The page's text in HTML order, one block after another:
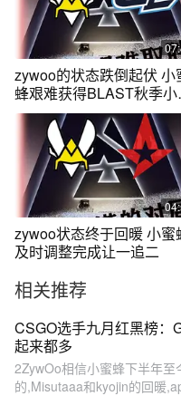
zywoo的状态跌倒起伏 小
蜂艰难获得BLAST秋季小
赛首胜#csgo
zywoo状态终于回暖 小蜜
及时调整完成让一追二
相关推荐
CSGO选手九月红黑榜：
起来都多
2ZywOo相信小蜜蜂下半年
的,Misutaaa和kyojin的回暖